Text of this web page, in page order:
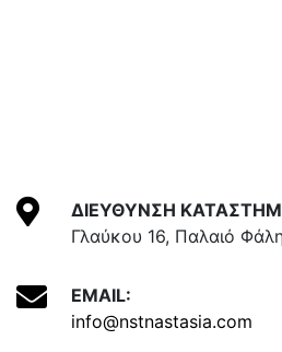
ΔΙΕΥΘΥΝΣΗ
Γλαύκου 16, Παλαιό
EMAIL:
info@nstnastasia.com